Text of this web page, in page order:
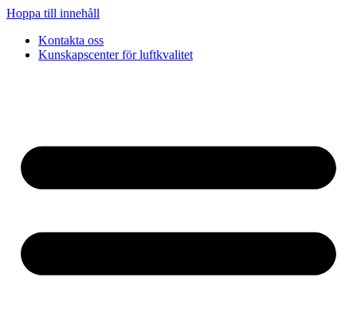
Hoppa till innehåll
Kontakta oss
Kunskapscenter för luftkvalitet